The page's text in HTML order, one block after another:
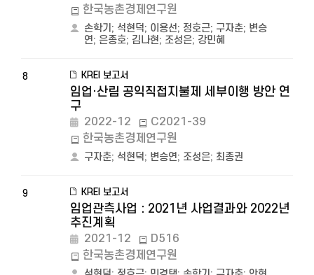
한국농촌경제연구원
손학기 ; 석현덕; 이용선; 정호근; 구자춘; 변승
연; 은종호; 김나현; 조성은; 강민혜
8 KREI 보고서
임업·산림 공익직접지불제 세부이행 방안 연
구
2022-12
C2021-39
한국농촌경제연구원
구자춘; 석현덕; 변승연; 조성은; 최종권
9 KREI 보고서
임업관측사업 : 2021년 사업결과와 2022년
추진계획
2021-12
D516
한국농촌경제연구원